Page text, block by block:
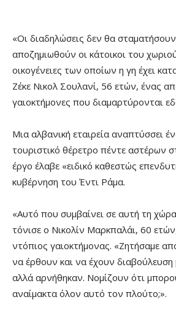
«Οι διαδηλώσεις δεν θα
αποζημιωθούν οι κάτοικοι του
οικογένειες των οποίων η γη έχει
Ζέκε Νικολ Σουλανί, 56 ετών, ένας
γαιοκτήμονες που διαμαρτύρονται
Μια αλβανική εταιρεία αναπτύσσει
τουριστικό θέρετρο πέντε αστέρων
έργο έλαβε «ειδικό καθεστώς
κυβέρνηση του Έντι Ράμα.
«Αυτό που συμβαίνει σε αυτή τη χώρα
τόνισε ο Νικολίν Μαρκπαλάι, 60
ντόπιος γαιοκτήμονας. «Ζητήσαμε
να έρθουν και να έχουν διαβούλευση
αλλά αρνήθηκαν. Νομίζουν ότι
αναίμακτα όλον αυτό τον πλούτο;».